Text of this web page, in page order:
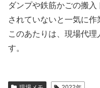
ダンプや鉄筋かごの搬
されていないと一気に作
このあたりは、現場代
す。